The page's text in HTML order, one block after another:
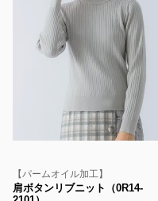
【パームオイル加工】
肩ボタンリブニット（0R14-